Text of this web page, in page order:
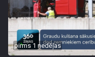
pirms 1 nedēļas